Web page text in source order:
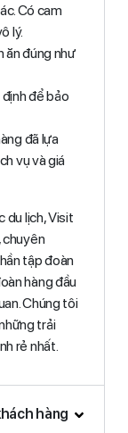
Có cam
lý.
ăn đúng như
để bảo
đã lựa
vụ và giá
du lịch, Visit
chuyên
tập đoàn
hàng đầu
Chúng tôi
trải
rẻ nhất.
hàng